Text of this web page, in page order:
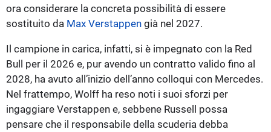
ora considerare la concreta possibilità di essere
sostituito da Max Verstappen già nel 2027.
Il campione in carica, infatti, si è impegnato con la Red
Bull per il 2026 e, pur avendo un contratto valido fino al
2028, ha avuto all’inizio dell’anno colloqui con Mercedes.
Nel frattempo, Wolff ha reso noti i suoi sforzi per
ingaggiare Verstappen e, sebbene Russell possa
pensare che il responsabile della scuderia debba